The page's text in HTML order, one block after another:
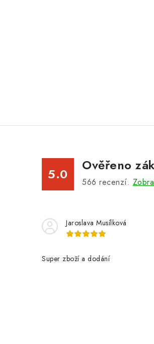
5.0
Ověřeno
566 recenzí.
Jaroslava Musílková
Super zboží a dodání